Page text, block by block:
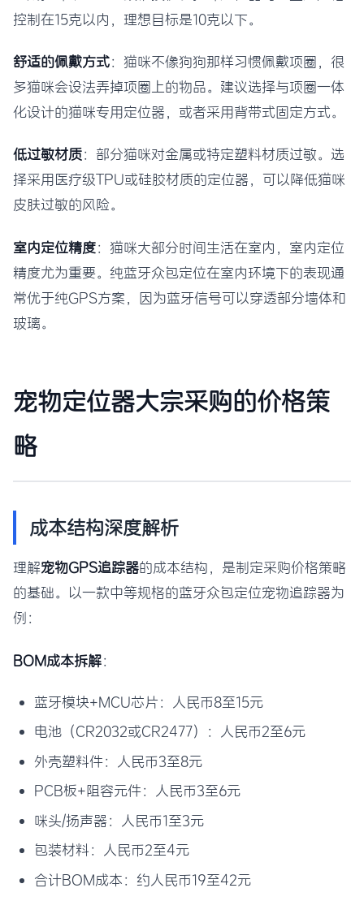
控制在15克以内，理想目标是10克以下。
舒适的佩戴方式：猫咪不像狗狗那样习惯佩戴项圈，很
多猫咪会设法弄掉项圈上的物品。建议选择与项圈一体
化设计的猫咪专用定位器，或者采用背带式固定方式。
低过敏材质：部分猫咪对金属或特定塑料材质过敏。选
择采用医疗级TPU或硅胶材质的定位器，可以降低猫咪
皮肤过敏的风险。
室内定位精度：猫咪大部分时间生活在室内，室内定位
精度尤为重要。纯蓝牙众包定位在室内环境下的表现通
常优于纯GPS方案，因为蓝牙信号可以穿透部分墙体和
玻璃。
宠物定位器大宗采购的价格策
略
成本结构深度解析
理解宠物GPS追踪器的成本结构，是制定采购价格策略
的基础。以一款中等规格的蓝牙众包定位宠物追踪器为
例：
BOM成本拆解：
蓝牙模块+MCU芯片：人民币8至15元
电池（CR2032或CR2477）：人民币2至6元
外壳塑料件：人民币3至8元
PCB板+阻容元件：人民币3至6元
咪头/扬声器：人民币1至3元
包装材料：人民币2至4元
合计BOM成本：约人民币19至42元